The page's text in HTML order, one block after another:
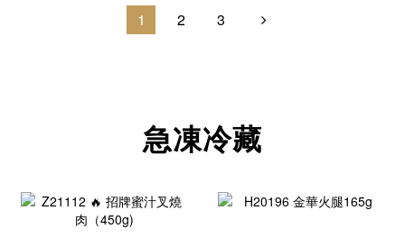
1 2 3
急凍冷藏